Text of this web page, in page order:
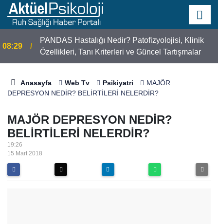
08:29
PANDAS Hastalığı Nedir? Patofizyolojisi, Klinik
Özellikleri, Tanı Kriterleri ve Güncel Tartışmalar
Anasayfa Web Tv Psikiyatri
MAJÖR
DEPRESYON NEDİR? BELİRTİLERİ NELERDİR?
MAJÖR DEPRESYON NEDİR?
BELİRTİLERİ NELERDİR?
19:26
15 Mart 2018